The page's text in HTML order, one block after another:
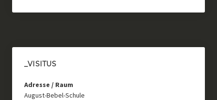
_VISITUS
Adresse / Raum
August-Bebel-Schule